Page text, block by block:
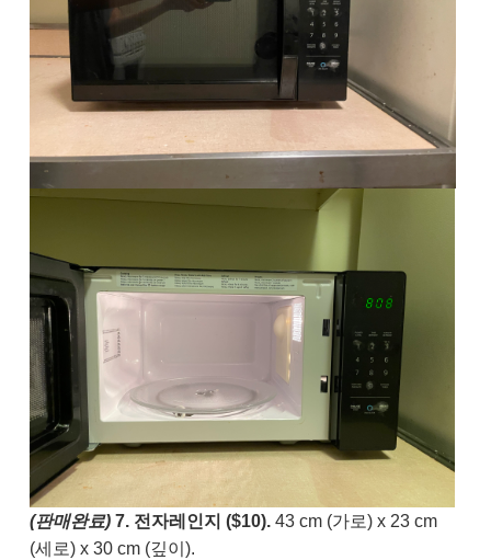
(판매완료)7. 전자레인지 ($10). 43 cm (가로) x 23 cm
(세로) x 30 cm (깊이).